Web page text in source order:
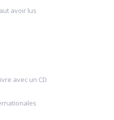
avoir lus
avec un CD